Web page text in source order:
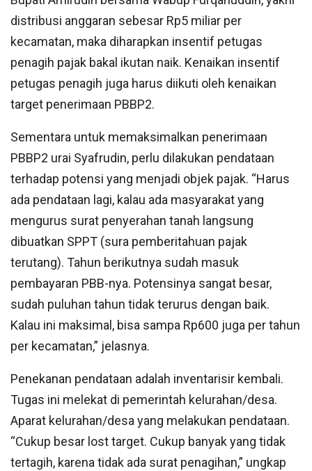
distribusi anggaran sebesar Rp5 miliar per
kecamatan, maka diharapkan insentif petugas
penagih pajak bakal ikutan naik. Kenaikan insentif
petugas penagih juga harus diikuti oleh kenaikan
target penerimaan PBBP2.
Sementara untuk memaksimalkan penerimaan
PBBP2 urai Syafrudin, perlu dilakukan pendataan
terhadap potensi yang menjadi objek pajak. “Harus
ada pendataan lagi, kalau ada masyarakat yang
mengurus surat penyerahan tanah langsung
dibuatkan SPPT (sura pemberitahuan pajak
terutang). Tahun berikutnya sudah masuk
pembayaran PBB-nya. Potensinya sangat besar,
sudah puluhan tahun tidak terurus dengan baik.
Kalau ini maksimal, bisa sampa Rp600 juga per tahun
per kecamatan,” jelasnya.
Penekanan pendataan adalah inventarisir kembali.
Tugas ini melekat di pemerintah kelurahan/desa.
Aparat kelurahan/desa yang melakukan pendataan.
“Cukup besar lost target. Cukup banyak yang tidak
tertagih, karena tidak ada surat penagihan,” ungkap